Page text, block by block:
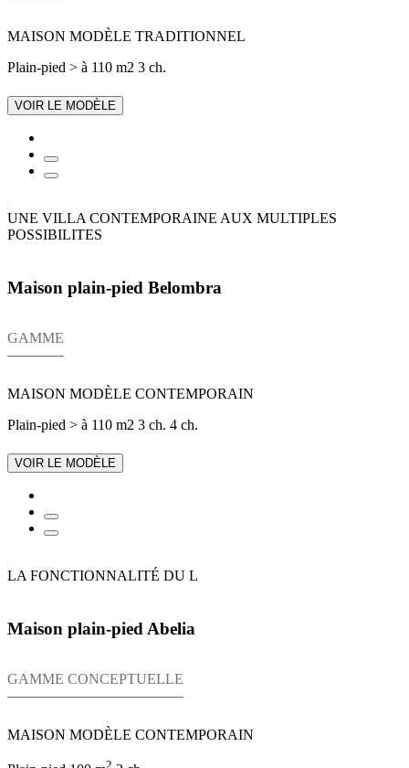
MAISON MODÈLE TRADITIONNEL
Plain-pied > à 110 m2 3 ch.
VOIR LE MODÈLE
UNE VILLA CONTEMPORAINE AUX MULTIPLES
POSSIBILITES
Maison plain-pied Belombra
GAMME
MAISON MODÈLE CONTEMPORAIN
Plain-pied > à 110 m2 3 ch. 4 ch.
VOIR LE MODÈLE
LA FONCTIONNALITÉ DU L
Maison plain-pied Abelia
GAMME CONCEPTUELLE
MAISON MODÈLE CONTEMPORAIN
2